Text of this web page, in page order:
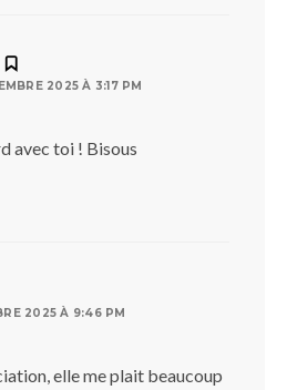
2025 À 3:17 PM
avec toi ! Bisous
2025 À 9:46 PM
elle me plait beaucoup